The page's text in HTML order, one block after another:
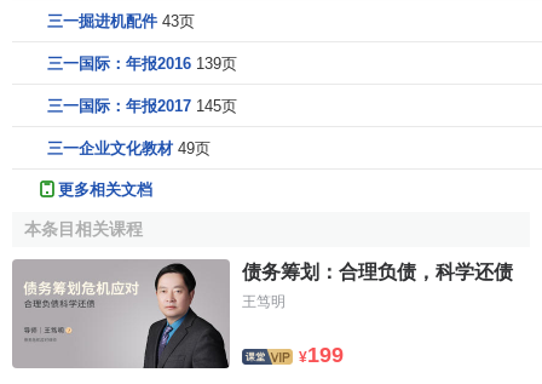
三一掘进机配件 43页
三一国际：年报2016 139页
三一国际：年报2017 145页
三一企业文化教材 49页
更多相关文档
本条目相关课程
债务筹划：合理负债，科学还债
王笃明
¥199